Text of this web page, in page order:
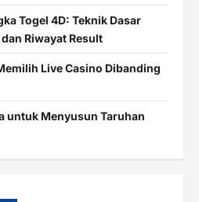
Togel 4D: Teknik Dasar
Riwayat Result
Live Casino Dibanding
untuk Menyusun Taruhan